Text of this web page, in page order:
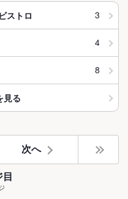
ストロ 3
4
8
見る
次へ